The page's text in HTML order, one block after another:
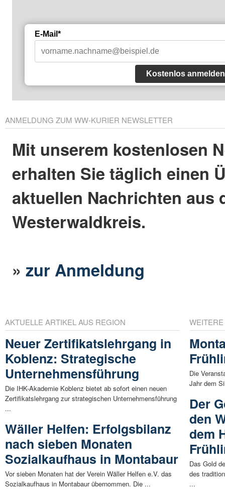
E-Mail*
Kostenlos anmelden
ANMELDUNG ZUM WW-KURIER NEWSLETTER
Mit unserem kostenlosen
erhalten Sie täglich einen
aktuellen Nachrichten aus
Westerwaldkreis.
»zur Anmeldung
AKTUELLE ARTIKEL AUS REGION
Neuer Zertifikatslehrgang in
Koblenz: Strategische
Unternehmensführung
Die IHK-Akademie Koblenz bietet ab sofort einen neuen
Zertifikatslehrgang zur strategischen Unternehmensführung
...
Wäller Helfen: Erfolgsbilanz
nach sieben Monaten
Sozialkaufhaus in Montabaur
Vor sieben Monaten hat der Verein Wäller Helfen e.V. das
Sozialkaufhaus in Montabaur übernommen. Die ...
Die
Jahr dem
Der
den
dem
Das Gold
des
...